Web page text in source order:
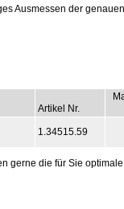
Ausmessen der genauen
Artikel Nr.
1.34515.59
gerne die für Sie